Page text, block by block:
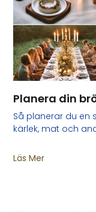
Planera din
Så planerar du en
kärlek, mat och
Läs Mer